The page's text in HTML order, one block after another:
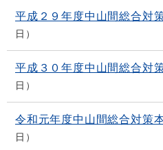
平成２９年度中山間総合対
日
平成３０年度中山間総合対
日
令和元年度中山間総合対策
日